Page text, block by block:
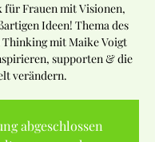
für Frauen mit Visionen,
Ideen! Thema des
Thinking mit Maike Voigt
supporten & die
verändern.
abgeschlossen